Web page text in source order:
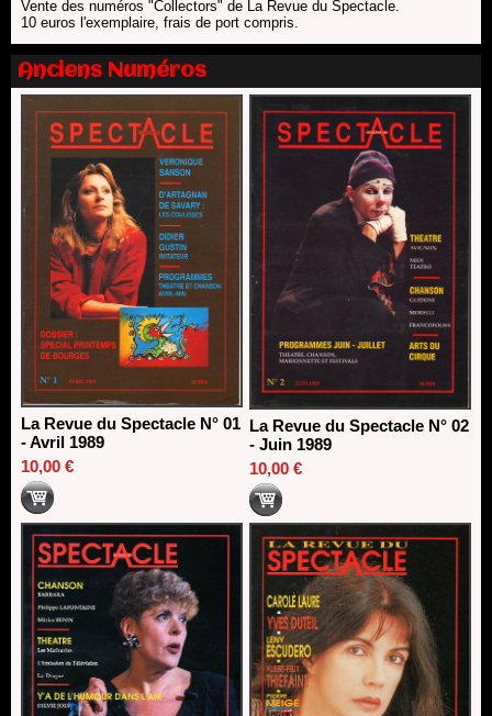
direction du Théâtre de Gennevilliers - CDN
Dispositif SACD Auteurs d'espaces : les lauréats 2026
18/03/2026
Vente des numéros "Collectors" de La Revue du Spectacle.
10 euros l'exemplaire, frais de port compris.
Anciens Numéros
La Revue du Spectacle N° 01
- Avril 1989
10,00 €
La Revue du Spectacle N° 02
- Juin 1989
10,00 €